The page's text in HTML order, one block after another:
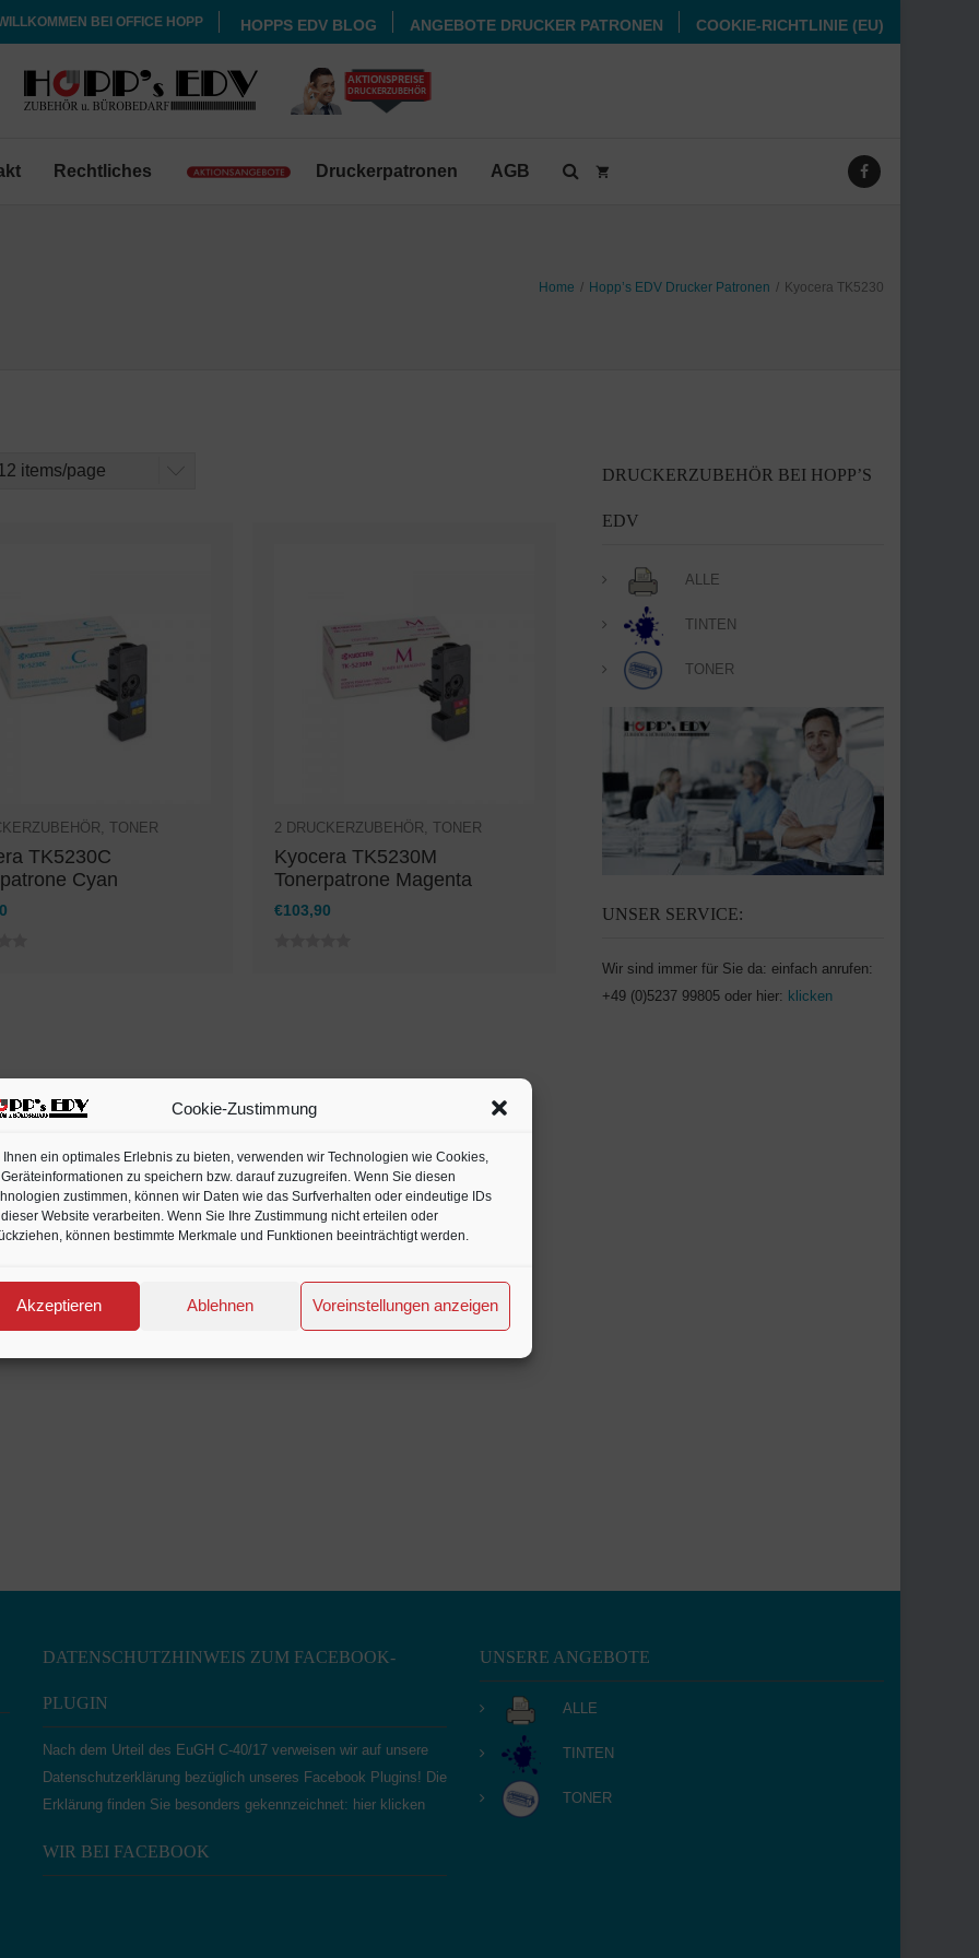
Cookie-Zustimmung
Ihnen ein optimales Erlebnis zu bieten, verwenden wir Technologien wie Cookies,
zu speichern bzw. darauf zuzugreifen. Wenn Sie diesen
zustimmen, können wir Daten wie das Surfverhalten oder eindeutige IDs
Website verarbeiten. Wenn Sie Ihre Zustimmung nicht erteilen oder
können bestimmte Merkmale und Funktionen beeinträchtigt werden.
Akzeptieren Ablehnen Voreinstellungen anzeigen
BEI OFFICE HOPP HOPPS EDV BLOG ANGEBOTE DRUCKER PATRONEN COOKIE-RICHTLINIE (EU)
Rechtliches Druckerpatronen AGB
Home / Hopp’s EDV Drucker Patronen / Kyocera TK5230
12 items/page
, TONER
TK5230C
Cyan
2 DRUCKERZUBEHÖR, TONER
Kyocera TK5230M
Tonerpatrone Magenta
€103,90
DRUCKERZUBEHÖR BEI HOPP’S
EDV
ALLE
TINTEN
TONER
UNSER SERVICE:
Wir sind immer für Sie da: einfach anrufen:
+49 (0)5237 99805 oder hier: klicken
DATENSCHUTZHINWEIS ZUM FACEBOOK-
PLUGIN
Nach dem Urteil des EuGH C‑40/17 verweisen wir auf unsere
Datenschutzerklärung bezüglich unseres Facebook Plugins! Die
Erklärung finden Sie besonders gekennzeichnet: hier klicken
WIR BEI FACEBOOK
UNSERE ANGEBOTE
ALLE
TINTEN
TONER